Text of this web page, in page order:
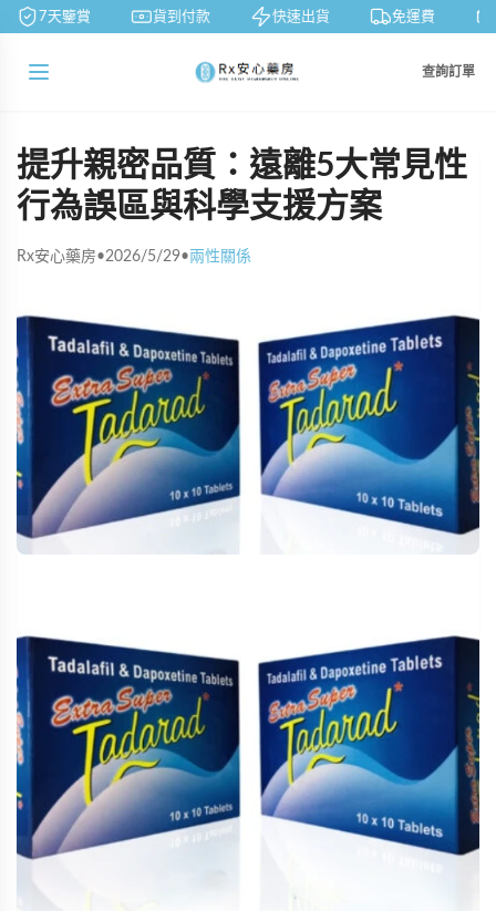
7天鑒賞 貨到付款 快速出貨 免運費
查詢訂單
提升親密品質：遠離5大常見性
行為誤區與科學支援方案
Rx安心藥房•2026/5/29•兩性關係